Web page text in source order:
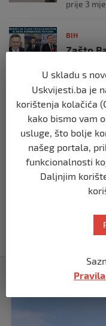
prije 3
BIH
Zašto
prije 3
BIH
prije 5
prije 5
U skladu s
Uskvijesti.ba je
korištenja kolačića
kako bismo vam
usluge, što bolje
našeg portala,
funkcionalnosti
Daljnjim